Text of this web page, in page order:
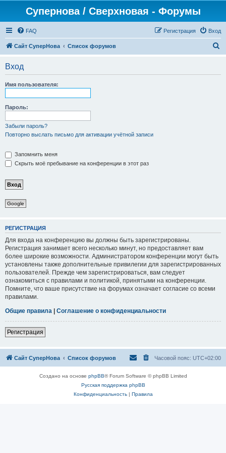
Супернова / Сверхновая - Форумы
FAQ Вход
Регистрация
Сайт СуперНова Список форумов
Вход
Имя пользователя:
Пароль:
Забыли пароль?
Повторно выслать письмо для активации учётной записи
Запомнить меня
Скрыть моё пребывание на конференции в этот раз
Google
РЕГИСТРАЦИЯ
Для входа на конференцию вы должны быть зарегистрированы.
Регистрация занимает всего несколько минут, но предоставляет вам
более широкие возможности. Администратором конференции могут быть
установлены также дополнительные привилегии для зарегистрированных
пользователей. Прежде чем зарегистрироваться, вам следует
ознакомиться с правилами и политикой, принятыми на конференции.
Помните, что ваше присутствие на форумах означает согласие со всеми
правилами.
Общие правила | Соглашение о конфиденциальности
Регистрация
Сайт СуперНова Список форумов Часовой пояс: UTC+02:00
Создано на основе phpBB® Forum Software © phpBB Limited
Русская поддержка phpBB
Конфиденциальность| Правила